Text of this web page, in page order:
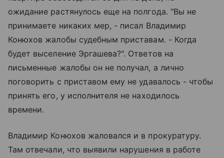
ожидание растянулось еще на полгода. "Вы не
принимаете никаких мер, - писал Владимир
Конюхов жалобы судебным приставам. - Когда
будет выселение Эргашева?". Ответов на
письменные жалобы он не получал, а лично
поговорить с приставом ему не удавалось - чтобы
принять его, у исполнителя не находилось
времени.
Владимир Конюхов жаловался и в прокуратуру.
Там отвечали, что выявили нарушения в работе